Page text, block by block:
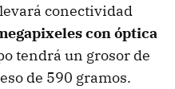
conectividad
con óptica
tendrá un grosor de
de 590 gramos.